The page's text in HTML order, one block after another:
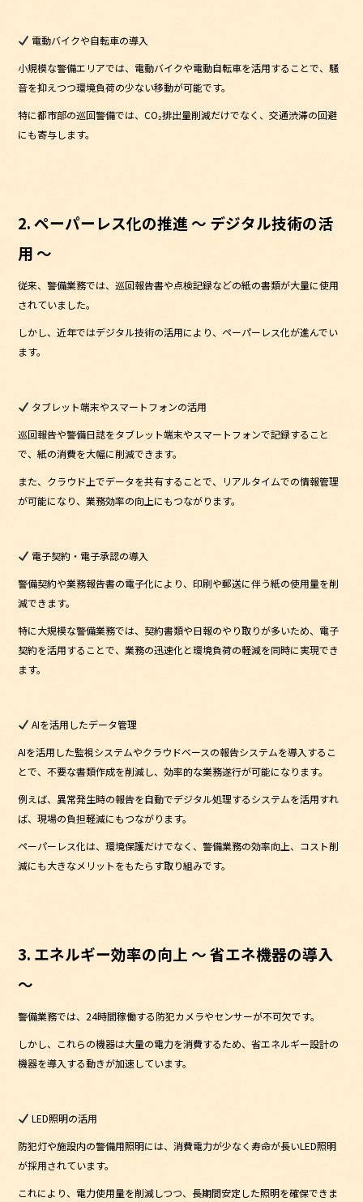
電動バイクや自転車の導入
小規模な警備エリアでは、電動バイクや電動自転車を活用することで、騒
音を抑えつつ環境負荷の少ない移動が可能です。
特に都市部の巡回警備では、CO₂排出量削減だけでなく、交通渋滞の回避
にも寄与します。
2. ペーパーレス化の推進 ～ デジタル技術の活
用 ～
従来、警備業務では、巡回報告書や点検記録などの紙の書類が大量に使用
されていました。
しかし、近年ではデジタル技術の活用により、ペーパーレス化が進んでい
ます。
タブレット端末やスマートフォンの活用
巡回報告や警備日誌をタブレット端末やスマートフォンで記録すること
で、紙の消費を大幅に削減できます。
また、クラウド上でデータを共有することで、リアルタイムでの情報管理
が可能になり、業務効率の向上にもつながります。
電子契約・電子承認の導入
警備契約や業務報告書の電子化により、印刷や郵送に伴う紙の使用量を削
減できます。
特に大規模な警備業務では、契約書類や日報のやり取りが多いため、電子
契約を活用することで、業務の迅速化と環境負荷の軽減を同時に実現でき
ます。
AIを活用したデータ管理
AIを活用した監視システムやクラウドベースの報告システムを導入するこ
とで、不要な書類作成を削減し、効率的な業務遂行が可能になります。
例えば、異常発生時の報告を自動でデジタル処理するシステムを活用すれ
ば、現場の負担軽減にもつながります。
ペーパーレス化は、環境保護だけでなく、警備業務の効率向上、コスト削
減にも大きなメリットをもたらす取り組みです。
3. エネルギー効率の向上 ～ 省エネ機器の導入
～
警備業務では、24時間稼働する防犯カメラやセンサーが不可欠です。
しかし、これらの機器は大量の電力を消費するため、省エネルギー設計の
機器を導入する動きが加速しています。
LED照明の活用
防犯灯や施設内の警備用照明には、消費電力が少なく寿命が長いLED照明
が採用されています。
これにより、電力使用量を削減しつつ、長期間安定した照明を確保できま